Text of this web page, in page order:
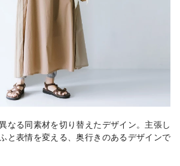
なる同素材を切り替えたデザイン。主張し
と表情を変える、奥行きのあるデザインで